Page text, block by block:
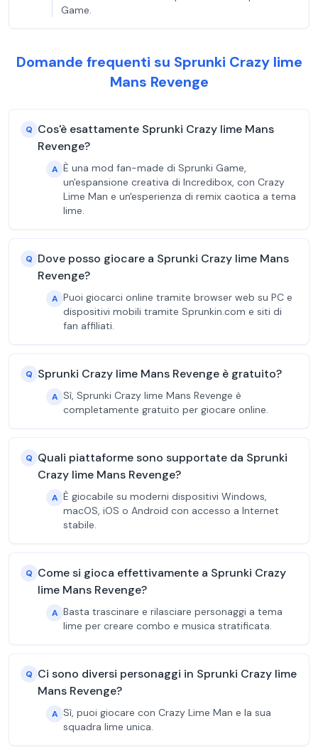
Game.
Domande frequenti su Sprunki Crazy lime
Mans Revenge
Q Cos'è esattamente Sprunki Crazy lime Mans
Revenge?
A È una mod fan-made di Sprunki Game,
un'espansione creativa di Incredibox, con Crazy
Lime Man e un'esperienza di remix caotica a tema
lime.
Q Dove posso giocare a Sprunki Crazy lime Mans
Revenge?
A Puoi giocarci online tramite browser web su PC e
dispositivi mobili tramite Sprunkin.com e siti di
fan affiliati.
Q Sprunki Crazy lime Mans Revenge è gratuito?
A Sì, Sprunki Crazy lime Mans Revenge è
completamente gratuito per giocare online.
Q Quali piattaforme sono supportate da Sprunki
Crazy lime Mans Revenge?
A È giocabile su moderni dispositivi Windows,
macOS, iOS o Android con accesso a Internet
stabile.
Q Come si gioca effettivamente a Sprunki Crazy
lime Mans Revenge?
A Basta trascinare e rilasciare personaggi a tema
lime per creare combo e musica stratificata.
Q Ci sono diversi personaggi in Sprunki Crazy lime
Mans Revenge?
A Sì, puoi giocare con Crazy Lime Man e la sua
squadra lime unica.